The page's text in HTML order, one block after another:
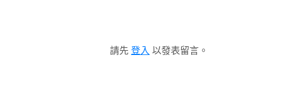
請先 登入 以發表留言。